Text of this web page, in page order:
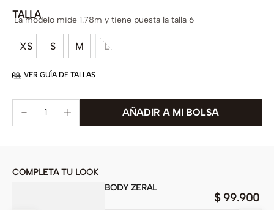
TALLA
XS S M L
La modelo mide 1.78m y tiene puesta la talla 6
VER GUÍA DE TALLAS
COMPLETA TU LOOK
BODY ZERAL
$ 99.900